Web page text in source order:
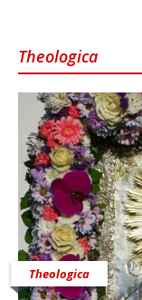
Theologica
Theologica